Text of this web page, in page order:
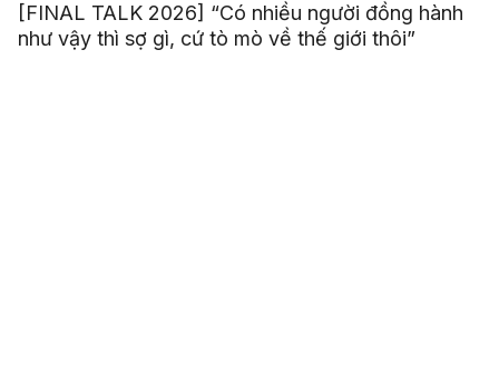
[FINAL TALK 2026] “Có nhiều người đồng hành
như vậy thì sợ gì, cứ tò mò về thế giới thôi”